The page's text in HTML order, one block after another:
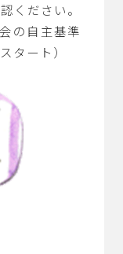
ください。
の自主基準
タート）